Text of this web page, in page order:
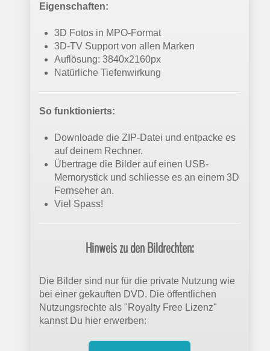
Eigenschaften:
3D Fotos in MPO-Format
3D-TV Support von allen Marken
Auflösung: 3840x2160px
Natürliche Tiefenwirkung
So funktionierts:
Downloade die ZIP-Datei und entpacke es
auf deinem Rechner.
Übertrage die Bilder auf einen USB-
Memorystick und schliesse es an einem 3D
Fernseher an.
Viel Spass!
Hinweis zu den Bildrechten:
Die Bilder sind nur für die private Nutzung wie
bei einer gekauften DVD. Die öffentlichen
Nutzungsrechte als "Royalty Free Lizenz"
kannst Du hier erwerben: